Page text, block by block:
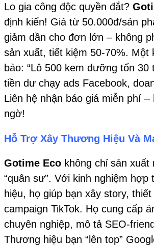
Lo gia công độc quyền đắt?
định kiến! Giá từ 50.000đ/sản
giảm dần cho đơn lớn – không
sản xuất, tiết kiệm 50-70%. Một
bảo: “Lô 500 kem dưỡng tốn 30
tiền dư chạy ads Facebook,
Liên hệ nhận báo giá miễn phí –
ngờ!
Hỗ Trợ Xây Thương Hiệu Và
Gotime Eco không chỉ sản xuất
“quân sư”. Với kinh nghiệm hợp
hiệu, họ giúp bạn xây story,
campaign TikTok. Họ cung cấp
chuyên nghiệp, mô tả SEO-
Thương hiệu bạn “lên top”